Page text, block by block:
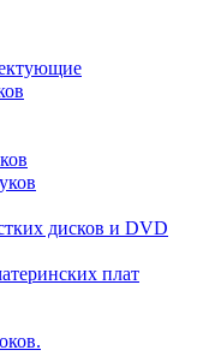
дисков и DVD
плат